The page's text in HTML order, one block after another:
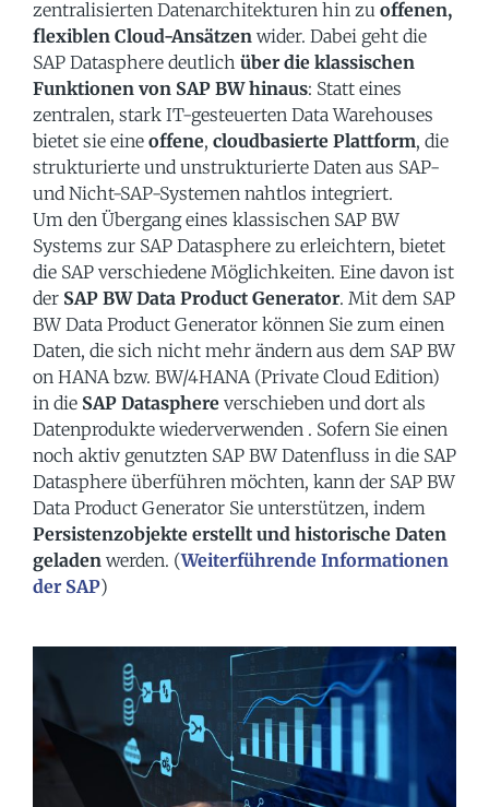
zentralisierten Datenarchitekturen hin zu offenen,
flexiblen Cloud-Ansätzen wider. Dabei geht die
SAP Datasphere deutlich über die klassischen
Funktionen von SAP BW hinaus: Statt eines
zentralen, stark IT-gesteuerten Data Warehouses
bietet sie eine offene, cloudbasierte Plattform, die
strukturierte und unstrukturierte Daten aus SAP-
und Nicht-SAP-Systemen nahtlos integriert.
Um den Übergang eines klassischen SAP BW
Systems zur SAP Datasphere zu erleichtern, bietet
die SAP verschiedene Möglichkeiten. Eine davon ist
der SAP BW Data Product Generator. Mit dem SAP
BW Data Product Generator können Sie zum einen
Daten, die sich nicht mehr ändern aus dem SAP BW
on HANA bzw. BW/4HANA (Private Cloud Edition)
in die SAP Datasphere verschieben und dort als
Datenprodukte wiederverwenden . Sofern Sie einen
noch aktiv genutzten SAP BW Datenfluss in die SAP
Datasphere überführen möchten, kann der SAP BW
Data Product Generator Sie unterstützen, indem
Persistenzobjekte erstellt und historische Daten
geladen werden. (Weiterführende Informationen
der SAP)